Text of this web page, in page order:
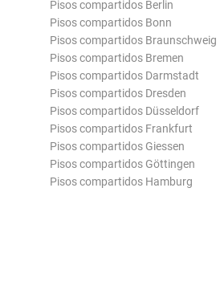
Pisos compartidos Berlin
Pisos compartidos Bonn
Pisos compartidos Braunschweig
Pisos compartidos Bremen
Pisos compartidos Darmstadt
Pisos compartidos Dresden
Pisos compartidos Düsseldorf
Pisos compartidos Frankfurt
Pisos compartidos Giessen
Pisos compartidos Göttingen
Pisos compartidos Hamburg